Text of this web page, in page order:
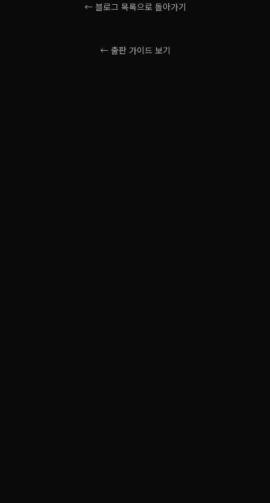
← 블로그 목록으로 돌아가기
← 출판 가이드 보기